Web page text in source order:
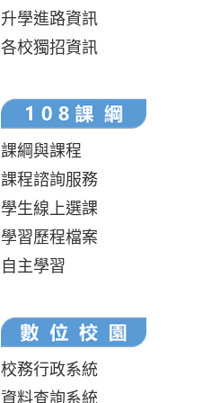
升學進路資訊
各校獨招資訊
課綱與課程
課程諮詢服務
學生線上選課
學習歷程檔案
自主學習
校務行政系統
資料查詢系統